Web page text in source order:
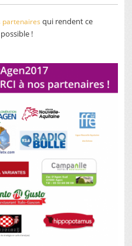
partenaires qui rendent ce
!